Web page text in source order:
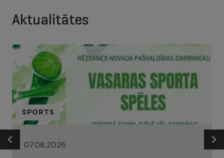
Aktualitātes
SPORTS
07.08.2026